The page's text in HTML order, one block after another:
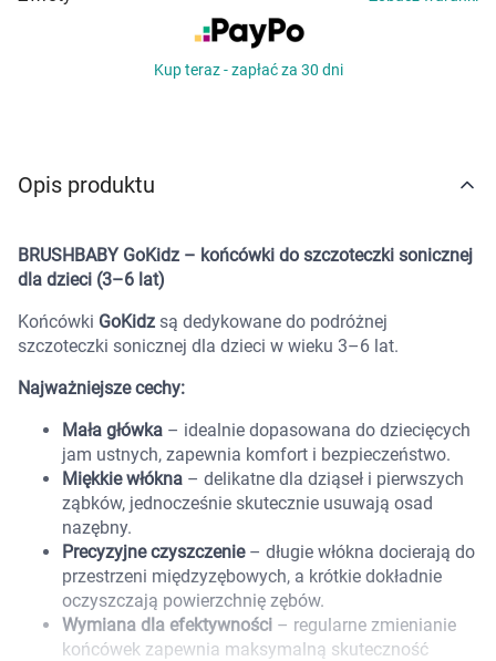
Korzystamy z plików cookies w celu
Marki
Kup teraz - zapłać za 30 dni
Opis produktu
BRUSHBABY GoKidz – końcówki do szczoteczki sonicznej
dla dzieci (3–6 lat)
Końcówki GoKidz są dedykowane do podróżnej
szczoteczki sonicznej dla dzieci w wieku 3–6 lat.
Najważniejsze cechy:
Mała główka – idealnie dopasowana do dziecięcych
jam ustnych, zapewnia komfort i bezpieczeństwo.
Miękkie włókna – delikatne dla dziąseł i pierwszych
ząbków, jednocześnie skutecznie usuwają osad
nazębny.
Precyzyjne czyszczenie– długie włókna docierają do
przestrzeni międzyzębowych, a krótkie dokładnie
oczyszczają powierzchnię zębów.
Wymiana dla efektywności – regularne zmienianie
końcówek zapewnia maksymalną skuteczność